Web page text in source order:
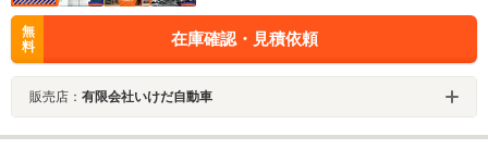
無
料
在庫確認・見積依頼
販売店： 有限会社いけだ自動車